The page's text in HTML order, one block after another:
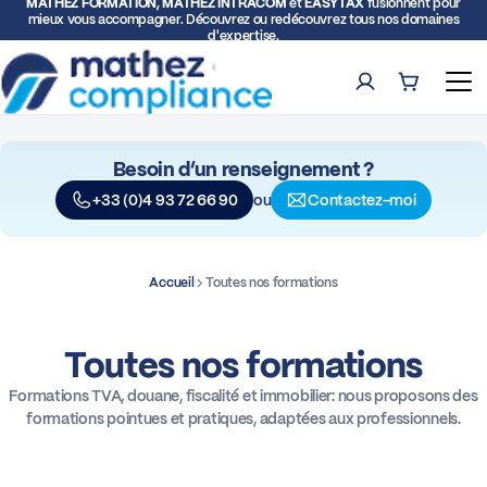
mieux vous accompagner. Découvrez ou redécouvrez tous nos domaines
d'expertise.
ComptePanier (0)
Formations
Expertise TVA et Douane
Représentation fiscale
Accueil Toutes nos formations
Toutes nos formations
Formations TVA, douane, fiscalité et immobilier: nous proposons des
formations pointues et pratiques, adaptées aux professionnels.
Besoin d’un renseignement ?
+33 (0)4 93 72 66 90 ou Contactez-moi